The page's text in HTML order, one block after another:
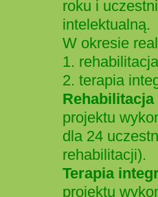
roku i
intelektualną.
W okresie
1.
2. terapia
projektu
dla 24
rehabilitacji).
Terapia
projektu